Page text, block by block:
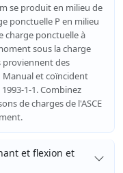
se produit en milieu de
ponctuelle P en milieu
charge ponctuelle à
sous la charge
proviennent des
Manual et coïncident
1-1. Combinez
de charges de l'ASCE
et flexion et